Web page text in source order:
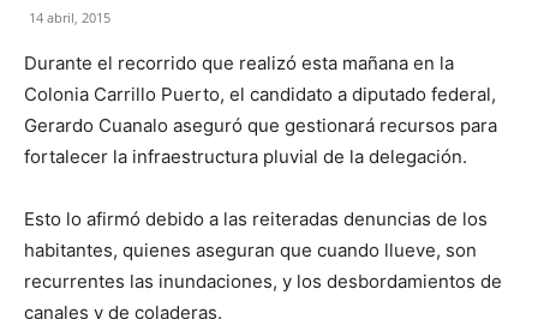
14 abril, 2015
Durante el recorrido que realizó esta mañana en la
Colonia Carrillo Puerto, el candidato a diputado federal,
Gerardo Cuanalo aseguró que gestionará recursos para
fortalecer la infraestructura pluvial de la delegación.
Esto lo afirmó debido a las reiteradas denuncias de los
habitantes, quienes aseguran que cuando llueve, son
recurrentes las inundaciones, y los desbordamientos de
canales y de coladeras.